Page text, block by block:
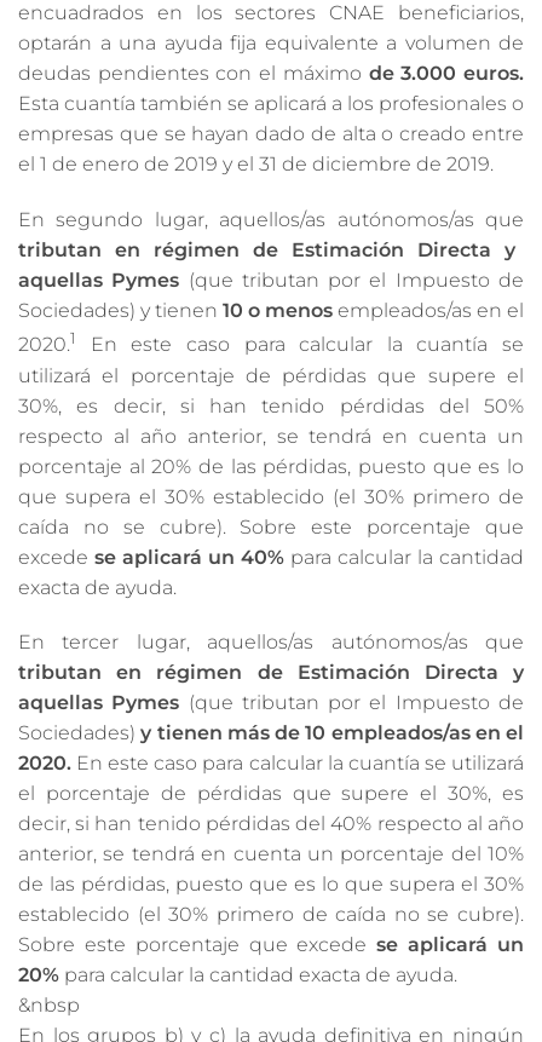
encuadrados en los sectores CNAE beneficiarios,
optarán a una ayuda fija equivalente a volumen de
deudas pendientes con el máximo de 3.000 euros.
Esta cuantía también se aplicará a los profesionales o
empresas que se hayan dado de alta o creado entre
el 1 de enero de 2019 y el 31 de diciembre de 2019.
En segundo lugar, aquellos/as autónomos/as que
tributan en régimen de Estimación Directa y
aquellas Pymes (que tributan por el Impuesto de
Sociedades) y tienen 10 o menos empleados/as en el
2020.1
En este caso para calcular la cuantía se
utilizará el porcentaje de pérdidas que supere el
30%, es decir, si han tenido pérdidas del 50%
respecto al año anterior, se tendrá en cuenta un
porcentaje al 20% de las pérdidas, puesto que es lo
que supera el 30% establecido (el 30% primero de
caída no se cubre). Sobre este porcentaje que
excede se aplicará un 40% para calcular la cantidad
exacta de ayuda.
En tercer lugar, aquellos/as autónomos/as que
tributan en régimen de Estimación Directa y
aquellas Pymes (que tributan por el Impuesto de
Sociedades)y tienen más de 10 empleados/as en el
2020. En este caso para calcular la cuantía se utilizará
el porcentaje de pérdidas que supere el 30%, es
decir, si han tenido pérdidas del 40% respecto al año
anterior, se tendrá en cuenta un porcentaje del 10%
de las pérdidas, puesto que es lo que supera el 30%
establecido (el 30% primero de caída no se cubre).
Sobre este porcentaje que excedese aplicará un
20% para calcular la cantidad exacta de ayuda.
&nbsp
En los grupos b) y c) la ayuda definitiva en ningún